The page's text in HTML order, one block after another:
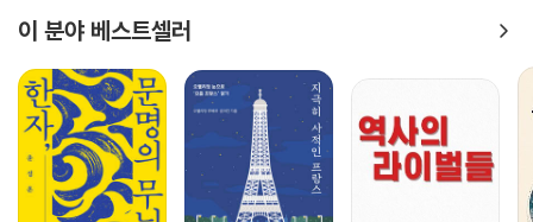
이 분야 베스트셀러